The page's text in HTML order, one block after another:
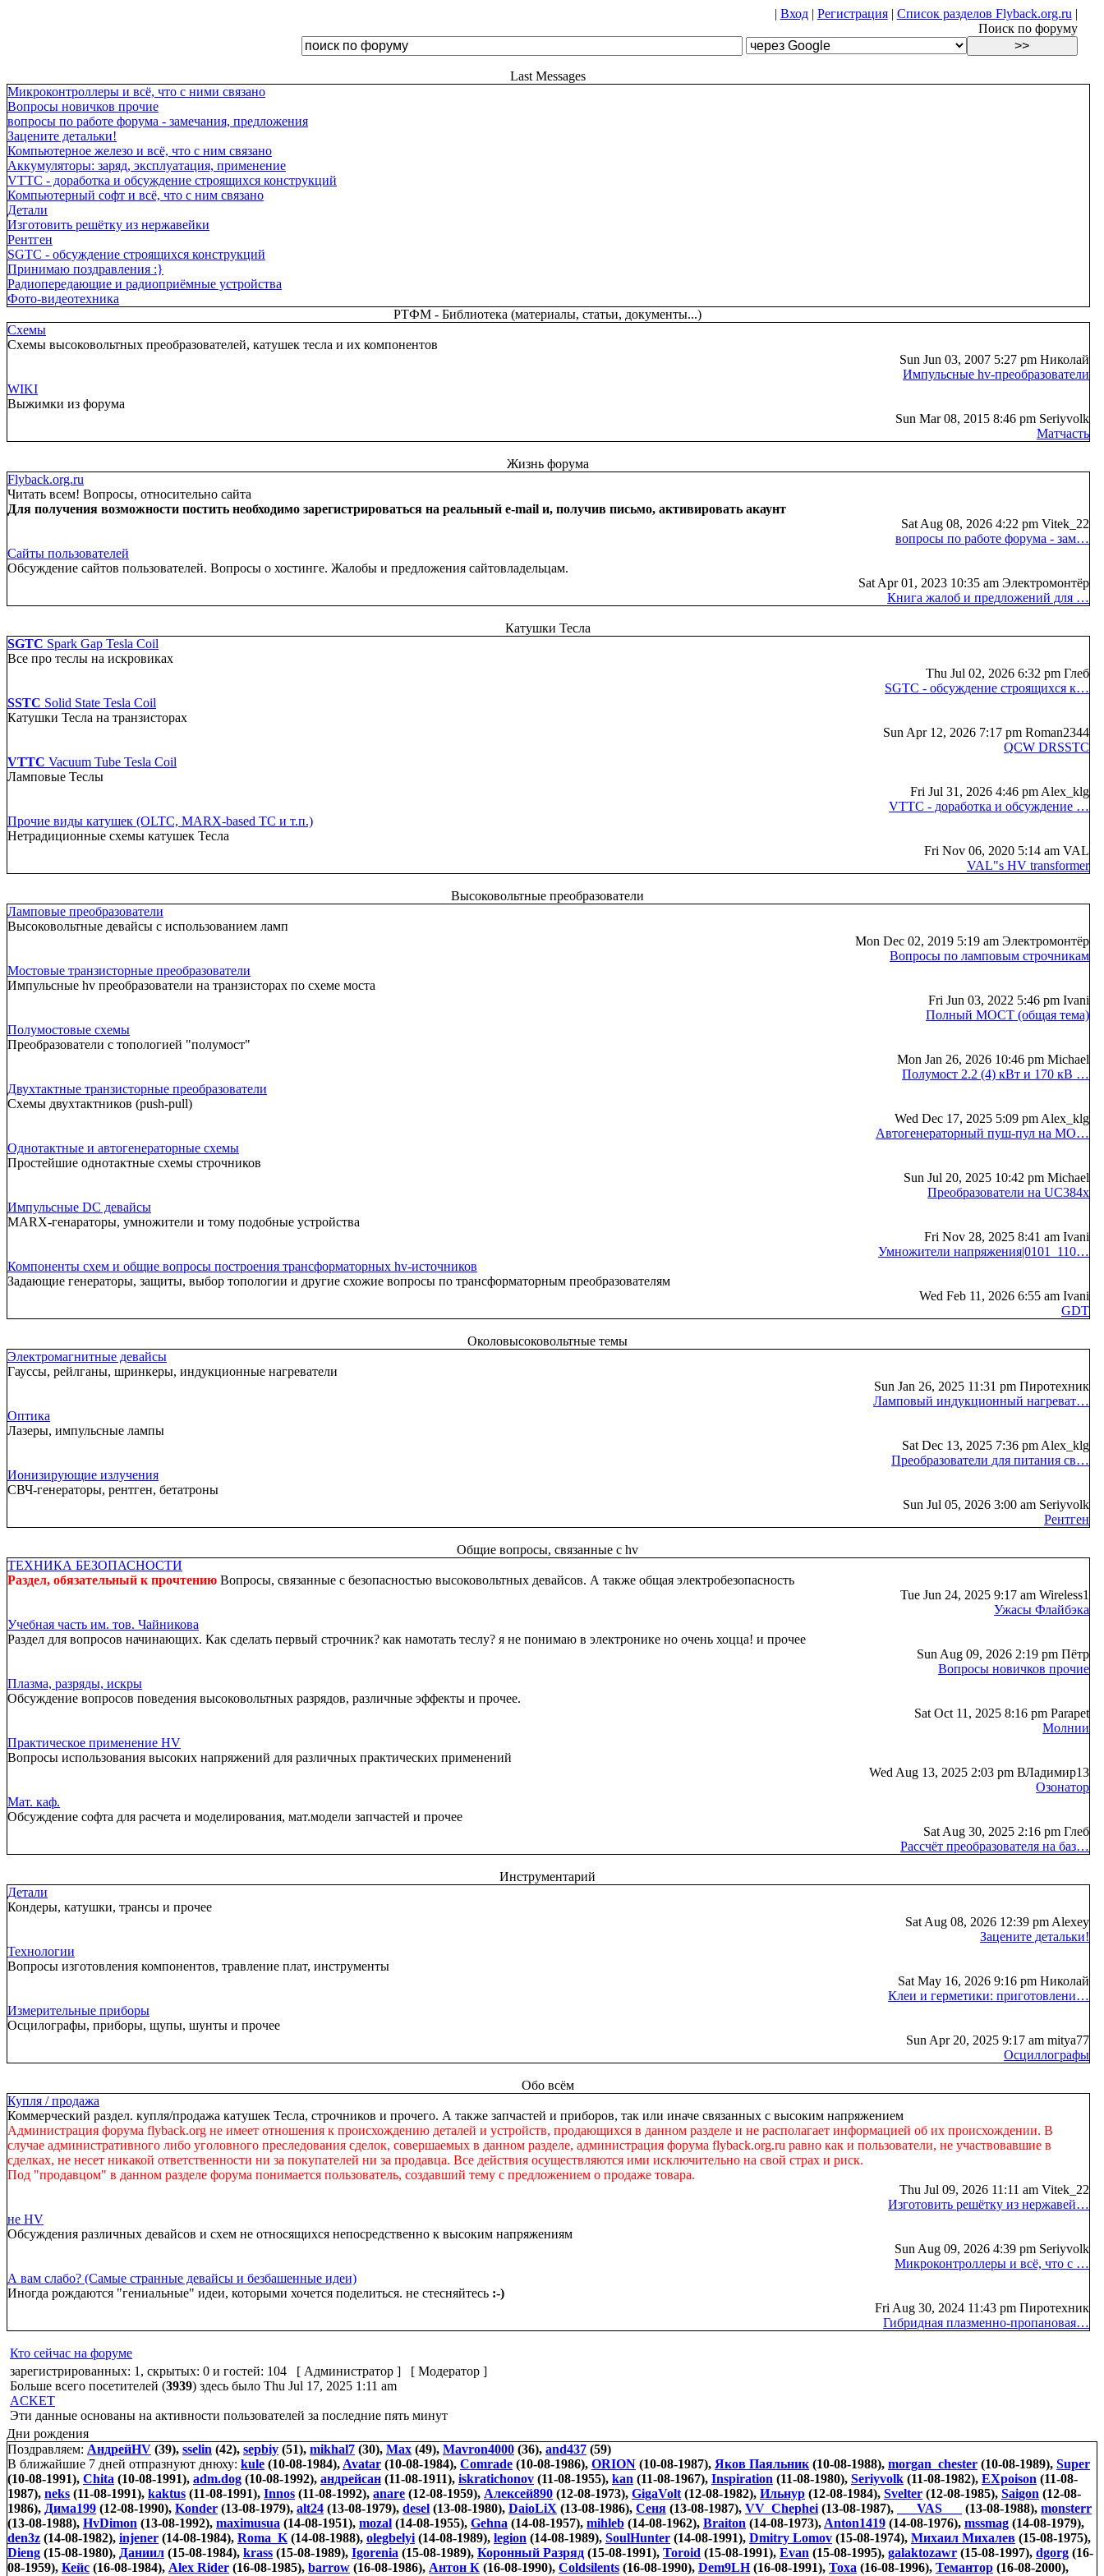
| Вход| Регистрация| Список разделов Flyback.org.ru |
Поиск по форуму
Last Messages
Микроконтроллеры и всё, что с ними связано
Вопросы новичков прочие
вопросы по работе форума - замечания, предложения
Зацените детальки!
Компьютерное железо и всё, что с ним связано
Аккумуляторы: заряд, эксплуатация, применение
VTTC - доработка и обсуждение строящихся конструкций
Компьютерный софт и всё, что с ним связано
Детали
Изготовить решётку из нержавейки
Рентген
SGTC - обсуждение строящихся конструкций
Принимаю поздравления :}
Радиопередающие и радиоприёмные устройства
Фото-видеотехника
РТФМ - Библиотека (материалы, статьи, документы...)
Схемы
Схемы высоковольтных преобразователей, катушек тесла и их компонентов
Sun Jun 03, 2007 5:27 pm Николай
Импульсные hv-преобразователи
WIKI
Выжимки из форума
Sun Mar 08, 2015 8:46 pm Seriyvolk
Матчасть
Жизнь форума
Flyback.org.ru
Читать всем! Вопросы, относительно сайта
Для получения возможности постить необходимо зарегистрироваться на реальный e-mail и, получив письмо, активировать акаунт
Sat Aug 08, 2026 4:22 pm Vitek_22
вопросы по работе форума - зам…
Сайты пользователей
Обсуждение сайтов пользователей. Вопросы о хостинге. Жалобы и предложения сайтовладельцам.
Sat Apr 01, 2023 10:35 am Электромонтёр
Книга жалоб и предложений для …
Катушки Тесла
SGTC Spark Gap Tesla Coil
Все про теслы на искровиках
Thu Jul 02, 2026 6:32 pm Глеб
SGTC - обсуждение строящихся к…
SSTC Solid State Tesla Coil
Катушки Тесла на транзисторах
Sun Apr 12, 2026 7:17 pm Roman2344
QCW DRSSTC
VTTC Vacuum Tube Tesla Coil
Ламповые Теслы
Fri Jul 31, 2026 4:46 pm Alex_klg
VTTC - доработка и обсуждение …
Прочие виды катушек (OLTC, MARX-based TC и т.п.)
Нетрадиционные схемы катушек Тесла
Fri Nov 06, 2020 5:14 am VAL
VAL"s HV transformer
Высоковольтные преобразователи
Ламповые преобразователи
Высоковольтные девайсы с использованием ламп
Mon Dec 02, 2019 5:19 am Электромонтёр
Вопросы по ламповым строчникам
Мостовые транзисторные преобразователи
Импульсные hv преобразователи на транзисторах по схеме моста
Fri Jun 03, 2022 5:46 pm Ivani
Полный МОСТ (общая тема)
Полумостовые схемы
Преобразователи с топологией "полумост"
Mon Jan 26, 2026 10:46 pm Michael
Полумост 2.2 (4) кВт и 170 кВ …
Двухтактные транзисторные преобразователи
Схемы двухтактников (push-pull)
Wed Dec 17, 2025 5:09 pm Alex_klg
Автогенераторный пуш-пул на MO…
Однотактные и автогенераторные схемы
Простейшие однотактные схемы строчников
Sun Jul 20, 2025 10:42 pm Michael
Преобразователи на UC384x
Импульсные DC девайсы
MARX-генараторы, умножители и тому подобные устройства
Fri Nov 28, 2025 8:41 am Ivani
Умножители напряжения|0101_110…
Компоненты схем и общие вопросы построения трансформаторных hv-источников
Задающие генераторы, защиты, выбор топологии и другие схожие вопросы по трансформаторным преобразователям
Wed Feb 11, 2026 6:55 am Ivani
GDT
Околовысоковольтные темы
Электромагнитные девайсы
Гауссы, рейлганы, шринкеры, индукционные нагреватели
Sun Jan 26, 2025 11:31 pm Пиротехник
Ламповый индукционный нагреват…
Оптика
Лазеры, импульсные лампы
Sat Dec 13, 2025 7:36 pm Alex_klg
Преобразователи для питания св…
Ионизирующие излучения
СВЧ-генераторы, рентген, бетатроны
Sun Jul 05, 2026 3:00 am Seriyvolk
Рентген
Общие вопросы, связанные с hv
ТЕХНИКА БЕЗОПАСНОСТИ
Раздел, обязательный к прочтению Вопросы, связанные с безопасностью высоковольтных девайсов. А также общая электробезопасность
Tue Jun 24, 2025 9:17 am Wireless1
Ужасы Флайбэка
Учебная часть им. тов. Чайникова
Раздел для вопросов начинающих. Как сделать первый строчник? как намотать теслу? я не понимаю в электронике но очень хоцца! и прочее
Sun Aug 09, 2026 2:19 pm Пётр
Вопросы новичков прочие
Плазма, разряды, искры
Обсуждение вопросов поведения высоковольтных разрядов, различные эффекты и прочее.
Sat Oct 11, 2025 8:16 pm Parapet
Молнии
Практическое применение HV
Вопросы использования высоких напряжений для различных практических применений
Wed Aug 13, 2025 2:03 pm ВЛадимир13
Озонатор
Мат. каф.
Обсуждение софта для расчета и моделирования, мат.модели запчастей и прочее
Sat Aug 30, 2025 2:16 pm Глеб
Рассчёт преобразователя на баз…
Инструментарий
Детали
Кондеры, катушки, трансы и прочее
Sat Aug 08, 2026 12:39 pm Alexey
Зацените детальки!
Технологии
Вопросы изготовления компонентов, травление плат, инструменты
Sat May 16, 2026 9:16 pm Николай
Клеи и герметики: приготовлени…
Измерительные приборы
Осцилографы, приборы, щупы, шунты и прочее
Sun Apr 20, 2025 9:17 am mitya77
Осциллографы
Обо всём
Купля / продажа
Коммерческий раздел. купля/продажа катушек Тесла, строчников и прочего. А также запчастей и приборов, так или иначе связанных с высоким напряжением
Администрация форума flyback.org не имеет отношения к происхождению деталей и устройств, продающихся в данном разделе и не располагает информацией об их происхождении. В
случае административного либо уголовного преследования сделок, совершаемых в данном разделе, администрация форума flyback.org.ru равно как и пользователи, не участвовавшие в
сделках, не несет никакой ответственности ни за покупателей ни за продавца. Все действия осуществляются ими исключительно на свой страх и риск.
Под "продавцом" в данном разделе форума понимается пользователь, создавший тему с предложением о продаже товара.
Thu Jul 09, 2026 11:11 am Vitek_22
Изготовить решётку из нержавей…
не HV
Обсуждения различных девайсов и схем не относящихся непосредственно к высоким напряжениям
Sun Aug 09, 2026 4:39 pm Seriyvolk
Микроконтроллеры и всё, что с …
А вам слабо? (Самые странные девайсы и безбашенные идеи)
Иногда рождаются "гениальные" идеи, которыми хочется поделиться. не стесняйтесь :-)
Fri Aug 30, 2024 11:43 pm Пиротехник
Гибридная плазменно-пропановая…
Кто сейчас на форуме
зарегистрированных: 1, скрытых: 0 и гостей: 104 [ Администратор ] [ Модератор ]
Больше всего посетителей (3939) здесь было Thu Jul 17, 2025 1:11 am
ACKET
Эти данные основаны на активности пользователей за последние пять минут
Дни рождения
Поздравляем: АндрейHV (39), sselin (42), sepbiy (51), mikhal7 (30), Max (49), Mavron4000 (36), and437 (59)
В ближайшие 7 дней отпразнуют днюху: kule (10-08-1984), Avatar (10-08-1984), Comrade (10-08-1986), ORION (10-08-1987), Яков Паяльник (10-08-1988), morgan_chester (10-08-1989), Super
(10-08-1991), Chita (10-08-1991), adm.dog (10-08-1992), андрейсан (11-08-1911), iskratichonov (11-08-1955), kan (11-08-1967), Inspiration (11-08-1980), Seriyvolk (11-08-1982), EXpoison (11-08-
1987), neks (11-08-1991), kaktus (11-08-1991), Innos (11-08-1992), anare (12-08-1959), Алексей890 (12-08-1973), GigaVolt (12-08-1982), Ильнур (12-08-1984), Svelter (12-08-1985), Saigon (12-08-
1986), Дима199 (12-08-1990), Konder (13-08-1979), alt24 (13-08-1979), desel (13-08-1980), DaioLiX (13-08-1986), Сеня (13-08-1987), VV_Chephei (13-08-1987), ___VAS___ (13-08-1988), monsterr
(13-08-1988), HvDimon (13-08-1992), maximusua (14-08-1951), mozal (14-08-1955), Gehna (14-08-1957), mihleb (14-08-1962), Braiton (14-08-1973), Anton1419 (14-08-1976), mssmag (14-08-1979),
den3z (14-08-1982), injener (14-08-1984), Roma_K (14-08-1988), olegbelyi (14-08-1989), legion (14-08-1989), SoulHunter (14-08-1991), Dmitry Lomov (15-08-1974), Михаил Михалев (15-08-1975),
Dieng (15-08-1980), Даниил (15-08-1984), krass (15-08-1989), Igorenia (15-08-1989), Коронный Разряд (15-08-1991), Toroid (15-08-1991), Evan (15-08-1995), galaktozawr (15-08-1997), dgorg (16-
08-1959), Кейс (16-08-1984), Alex Rider (16-08-1985), barrow (16-08-1986), Антон К (16-08-1990), Coldsilents (16-08-1990), Dem9LH(16-08-1991), Тоха (16-08-1996), Темантор (16-08-2000),